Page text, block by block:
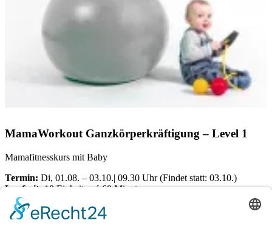
MamaWorkout Ganzkörperkräftigung – Level 1
Mamafitnesskurs mit Baby
Termin: Di, 01.08. – 03.10.| 09.30 Uhr (Findet statt: 03.10.)
Laufzeit:10 Einheiten á 60 Minuten
Ort:
Kosten pro Teilnehmerin: